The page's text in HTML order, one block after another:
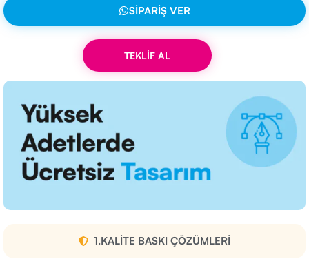
SIPARIŞ VER
TEKLİF AL
1.KALITE BASKI ÇÖZÜMLERI